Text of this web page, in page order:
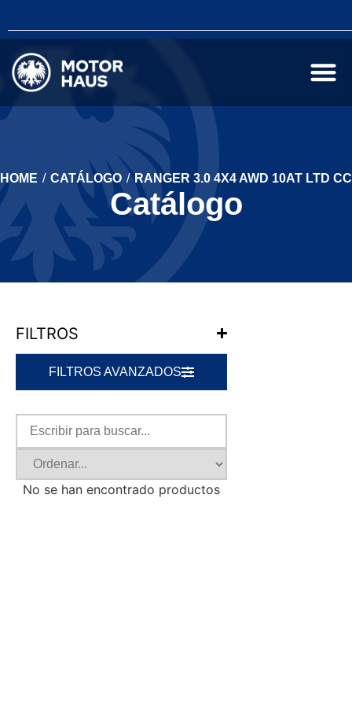
HOME / CATÁLOGO / RANGER 3.0 4X4 AWD 10AT LTD CC
Catálogo
FILTROS
FILTROS AVANZADOS
No se han encontrado productos